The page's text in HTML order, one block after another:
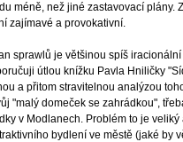
méně, než jiné zastavovací plány. Z
zajímavé a provokativní.
sprawlů je většinou spíš iracionální
útlou knížku Pavla Hniličky
a přitom stravitelnou analýzou
"malý domeček se zahrádkou",
v Modlanech. Problém to je veliký
bydlení ve městě (jaké by